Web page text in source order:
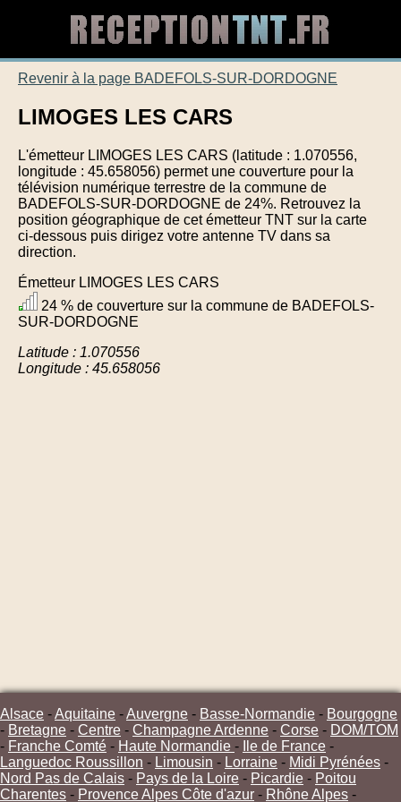
Revenir à la page BADEFOLS-SUR-DORDOGNE
LIMOGES LES CARS
L'émetteur LIMOGES LES CARS (latitude : 1.070556,
longitude : 45.658056) permet une couverture pour la
télévision numérique terrestre de la commune de
BADEFOLS-SUR-DORDOGNE de 24%. Retrouvez la
position géographique de cet émetteur TNT sur la carte
ci-dessous puis dirigez votre antenne TV dans sa
direction.
Émetteur LIMOGES LES CARS
24 % de couverture sur la commune de BADEFOLS-
SUR-DORDOGNE
Latitude : 1.070556
Longitude : 45.658056
Alsace -Aquitaine -Auvergne - Basse-Normandie - Bourgogne
- Bretagne - Centre - Champagne Ardenne - Corse - DOM/TOM
- Franche Comté - Haute Normandie - Ile de France -
Languedoc Roussillon - Limousin - Lorraine - Midi Pyrénées -
Nord Pas de Calais - Pays de la Loire - Picardie - Poitou
Charentes - Provence Alpes Côte d'azur - Rhône Alpes -